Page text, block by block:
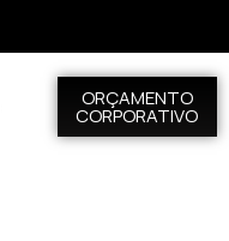
ORÇAMENTO
CORPORATIVO